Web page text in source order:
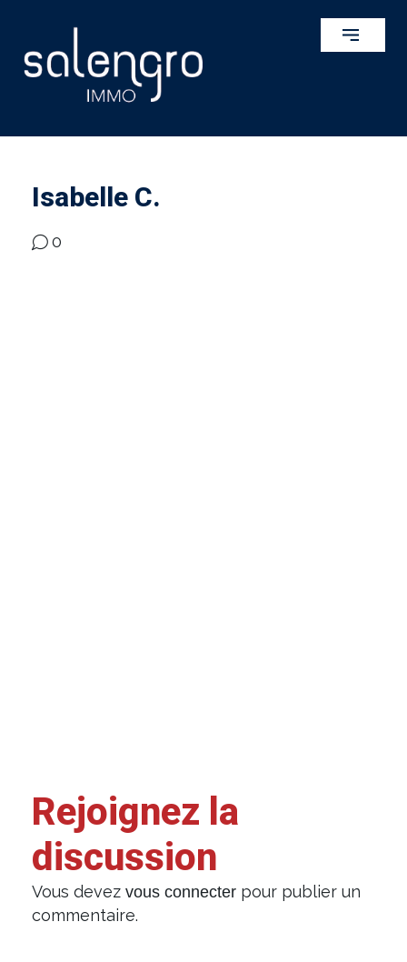
Isabelle C.
0
Rejoignez la
discussion
Vous devez vous connecter pour publier un
commentaire.